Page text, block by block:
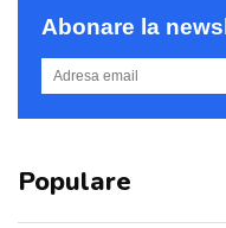
Abonare la
Populare